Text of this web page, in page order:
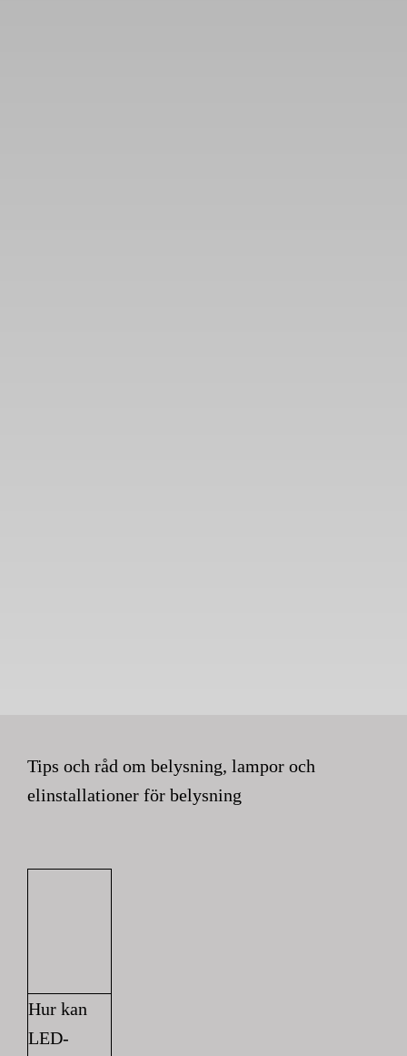
Tips och råd om belysning, lampor och
elinstallationer för belysning
Hur kan
LED-